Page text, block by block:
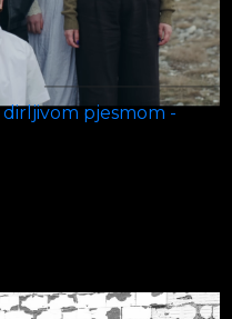
pjesmom -